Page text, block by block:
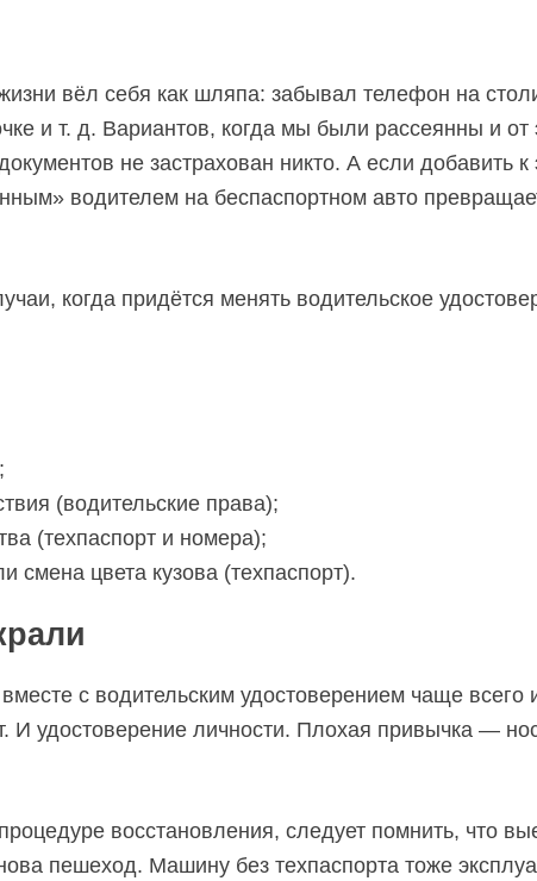
вёл себя как шляпа: забывал телефон на
и т. д. Вариантов, когда мы были рассеянны и от
не застрахован никто. А если добавить
водителем на беспаспортном авто
когда придётся менять водительское
(водительские права);
(техпаспорт и номера);
смена цвета кузова (техпаспорт).
с водительским удостоверением чаще всего
И удостоверение личности. Плохая привычка —
восстановления, следует помнить, что
пешеход. Машину без техпаспорта тоже